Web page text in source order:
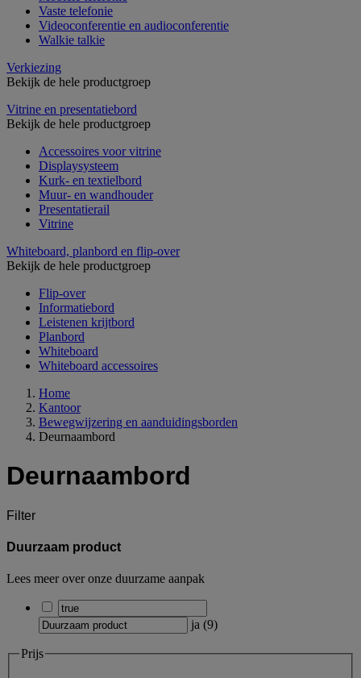
Vaste telefonie
Videoconferentie en audioconferentie
Walkie talkie
Verkiezing
Bekijk de hele productgroep
Vitrine en presentatiebord
Bekijk de hele productgroep
Accessoires voor vitrine
Displaysysteem
Kurk- en textielbord
Muur- en wandhouder
Presentatierail
Vitrine
Whiteboard, planbord en flip-over
Bekijk de hele productgroep
Flip-over
Informatiebord
Leistenen krijtbord
Planbord
Whiteboard
Whiteboard accessoires
Home
Kantoor
Bewegwijzering en aanduidingsborden
Deurnaambord
Deurnaambord
Filter
Duurzaam product
Lees meer over onze duurzame aanpak
ja (9)
Prijs